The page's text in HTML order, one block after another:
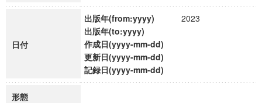
日付
出版年(from:yyyy)
2023
出版年(to:yyyy)
作成日(yyyy-mm-dd)
更新日(yyyy-mm-dd)
記録日(yyyy-mm-dd)
形態